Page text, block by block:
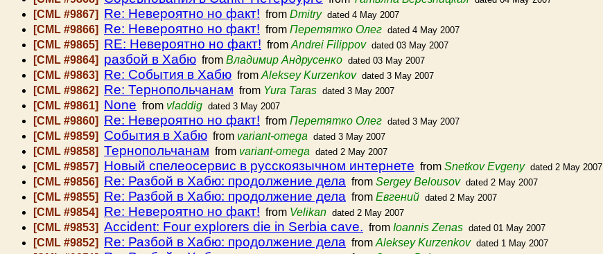
[CML #9867] Re: Невероятно но факт! from Dmitry dated 4 May 2007
[CML #9866] Re: Невероятно но факт! from Перетятко Олег dated 4 May 2007
[CML #9865] RE: Невероятно но факт! from Andrei Filippov dated 03 May 2007
[CML #9864] разбой в Хабю from Владимир Андрусенко dated 03 May 2007
[CML #9863] Re: События в Хабю from Aleksey Kurzenkov dated 3 May 2007
[CML #9862] Re: Тернопольчанам from Yura Taras dated 3 May 2007
[CML #9861] None from vladdig dated 3 May 2007
[CML #9860] Re: Невероятно но факт! from Перетятко Олег dated 3 May 2007
[CML #9859] События в Хабю from variant-omega dated 3 May 2007
[CML #9858] Тернопольчанам from variant-omega dated 2 May 2007
[CML #9857] Новый спелеосервис в русскоязычном интернете from Snetkov Evgeny dated 2 May 2007
[CML #9856] Re: Разбой в Хабю: продолжение дела from Sergey Belousov dated 2 May 2007
[CML #9855] Re: Разбой в Хабю: продолжение дела from Евгений dated 2 May 2007
[CML #9854] Re: Невероятно но факт! from Velikan dated 2 May 2007
[CML #9853] Accident: Four explorers die in Serbia cave. from Ioannis Zenas dated 01 May 2007
[CML #9852] Re: Разбой в Хабю: продолжение дела from Aleksey Kurzenkov dated 1 May 2007